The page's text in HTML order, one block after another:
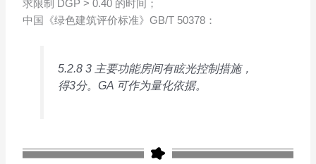
求限制 DGP > 0.40 的时间；
中国《绿色建筑评价标准》GB/T 50378：
5.2.8 3 主要功能房间有眩光控制措施，
得3分。GA 可作为量化依据。